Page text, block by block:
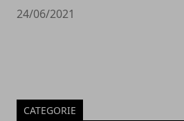
24/06/2021
CATEGORIE